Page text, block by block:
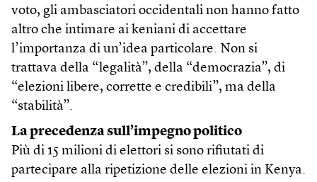
voto, gli ambasciatori occidentali non hanno fatto
altro che intimare ai keniani di accettare
l’importanza di un’idea particolare. Non si
trattava della “legalità”, della “democrazia”, di
“elezioni libere, corrette e credibili”, ma della
“stabilità”.
La precedenza sull’impegno politico
Più di 15 milioni di elettori si sono rifiutati di
partecipare alla ripetizione delle elezioni in Kenya.